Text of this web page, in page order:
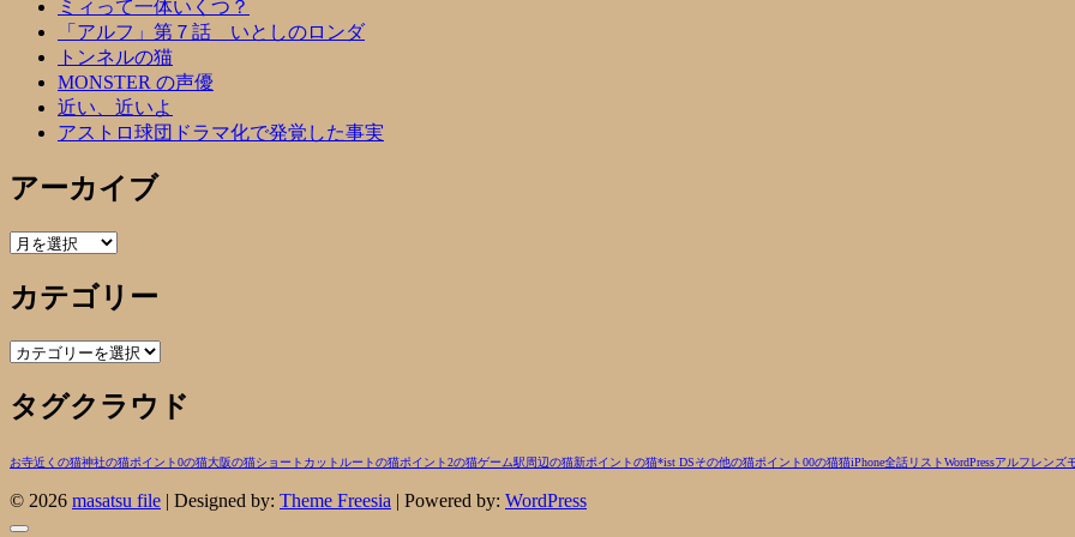
ミィって一体いくつ？
「アルフ」第７話 いとしのロンダ
トンネルの猫
MONSTER の声優
近い、近いよ
アストロ球団ドラマ化で発覚した事実
アーカイブ
ア
カ
イ
ブ
カテゴリー
カ
ゴ
リ
ー
タグクラウド
お寺近くの猫神社の猫ポイント0の猫大阪の猫ショートカットルートの猫ポイント2の猫ゲーム駅周辺の猫新ポイントの猫*ist DSその他の猫ポイント00の猫猫iPhone全話リストWordPressアルフレンズ
© 2026 masatsu file | Designed by: Theme Freesia | Powered by: WordPress